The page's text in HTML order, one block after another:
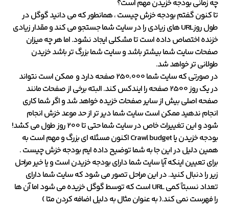
چه زمانی بودجه خزیدن مهم است؟
تا کنون گفتم بودجه خزش چیست ، همانطور که می دانید گوگل در
طول روزURL های زیادی را در سایت شما جستجو می کند و مقدار زیادی
خزنده اختصاص داده است تا مشکلی ایجاد نشود. اما هر چه میزان
صفحات سایت شما بیشتر باشد و سایت شما بزرگ تر باشد خزیدن
طولانی تر خواهد شد.
در صورتی که سایت شما 250،000 صفحه دارد و ممکن است نتواند
در یک روز 2500 صفحه را ایندکس کند. البته برخی از صفحات مانند
صفحه اصلی بیش از سایر صفحات خزیده خواهد شد و اگر شما کاری
انجام ندهید ممکن است سایت شما دیر تر از حد موعد خزش انجام
شود و این تغییرات خاص در سایت شما حتی تا 200 روز طول می کشد!
بودجه خزیدن یا Crawl budget اکنون مسئله ای بزرگ و مهم است به
همین دلیل در این جا به شما توضیح داده ایم بودجه خزش چیست .
برای تعیین اینکه آیا سایت شما دارای بودجه خزیدن است و یا خیر مراحل
زیر را دنبال کنید. در این مراحل تصور می شود که سایت شما دارای
تعداد نسبتاً کمی URL است که توسط گوگل خزیده می شود اما آن ها
را فهرست نمی کند.( به عنوان مثال به دلیل اضافه کردن متا )